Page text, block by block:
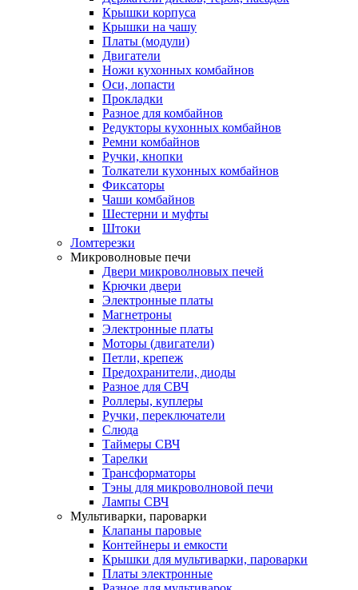
Крышки корпуса
Крышки на чашу
Платы (модули)
Двигатели
Ножи кухонных комбайнов
Оси, лопасти
Прокладки
Разное для комбайнов
Редукторы кухонных комбайнов
Ремни комбайнов
Ручки, кнопки
Толкатели кухонных комбайнов
Фиксаторы
Чаши комбайнов
Шестерни и муфты
Штоки
Ломтерезки
Микроволновые печи
Двери микроволновых печей
Крючки двери
Электронные платы
Магнетроны
Электронные платы
Моторы (двигатели)
Петли, крепеж
Предохранители, диоды
Разное для СВЧ
Роллеры, куплеры
Ручки, переключатели
Слюда
Таймеры СВЧ
Тарелки
Трансформаторы
Тэны для микроволновой печи
Лампы СВЧ
Мультиварки, пароварки
Клапаны паровые
Контейнеры и емкости
Крышки для мультиварки, пароварки
Платы электронные